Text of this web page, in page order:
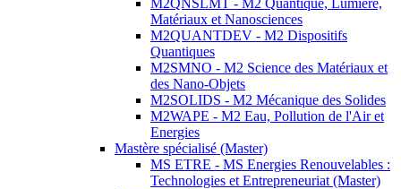
M2QNSLMT - M2 Quantique, Lumière,
Matériaux et Nanosciences
M2QUANTDEV - M2 Dispositifs
Quantiques
M2SMNO - M2 Science des Matériaux et
des Nano-Objets
M2SOLIDS - M2 Mécanique des Solides
M2WAPE - M2 Eau, Pollution de l'Air et
Energies
Mastère spécialisé (Master)
MS ETRE - MS Energies Renouvelables :
Technologies et Entrepreneuriat (Master)